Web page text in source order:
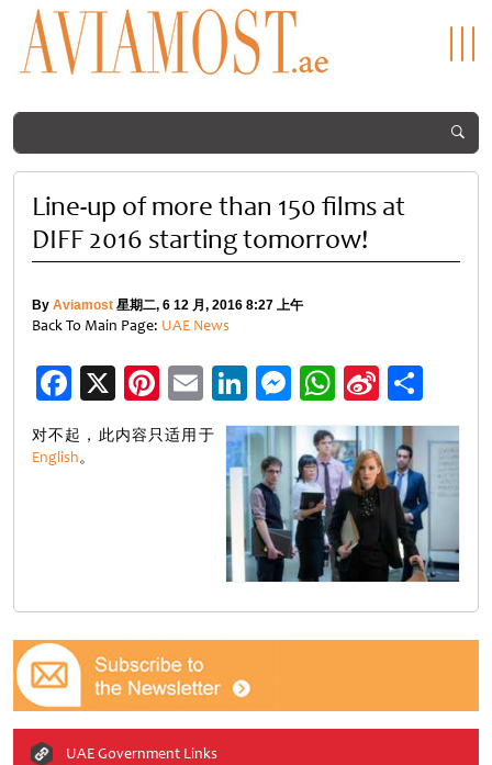
Line-up of more than 150 films at
DIFF 2016 starting tomorrow!
By Aviamost 星期二, 6 12 月, 2016 8:27 上午
Back To Main Page: UAE News
Facebook
X Pinterest
EmailLinkedIn
Messenger
WhatsApp
Sina
Weibo
享
对不起，此内容只适用于
English。
UAE Government Links